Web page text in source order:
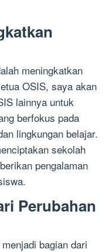
meningkatkan
OSIS, saya akan
lainnya untuk
berfokus pada
lingkungan belajar.
sekolah
pengalaman
Perubahan
bagian dari